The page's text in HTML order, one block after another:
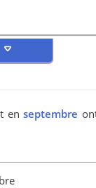
enseptembre